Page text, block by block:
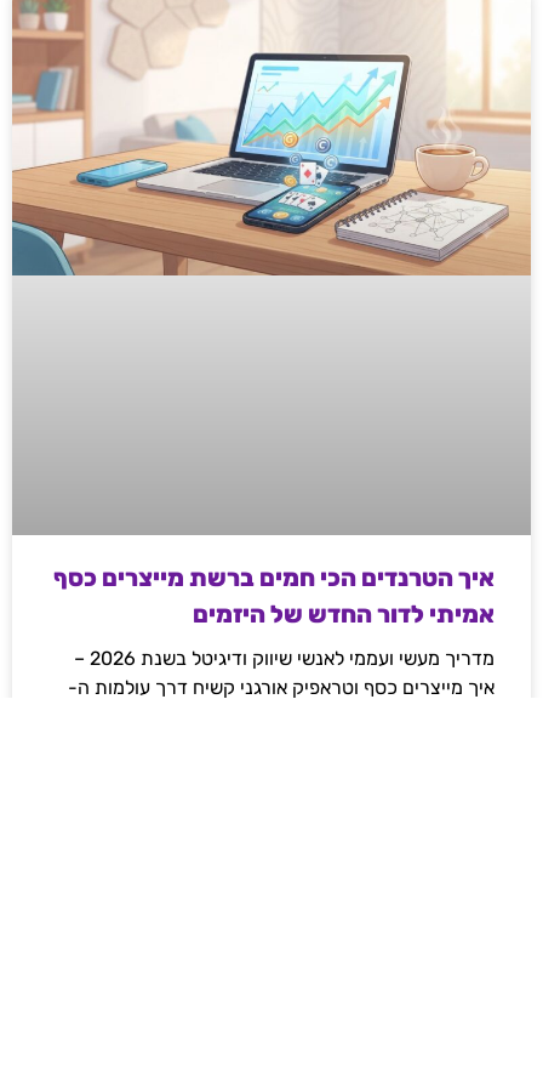
איך הטרנדים הכי חמים ברשת מייצרים כסף
אמיתי לדור החדש של היזמים
מדריך מעשי ועממי לאנשי שיווק ודיגיטל בשנת 2026 –
איך מייצרים כסף וטראפיק אורגני קשיח דרך עולמות ה-